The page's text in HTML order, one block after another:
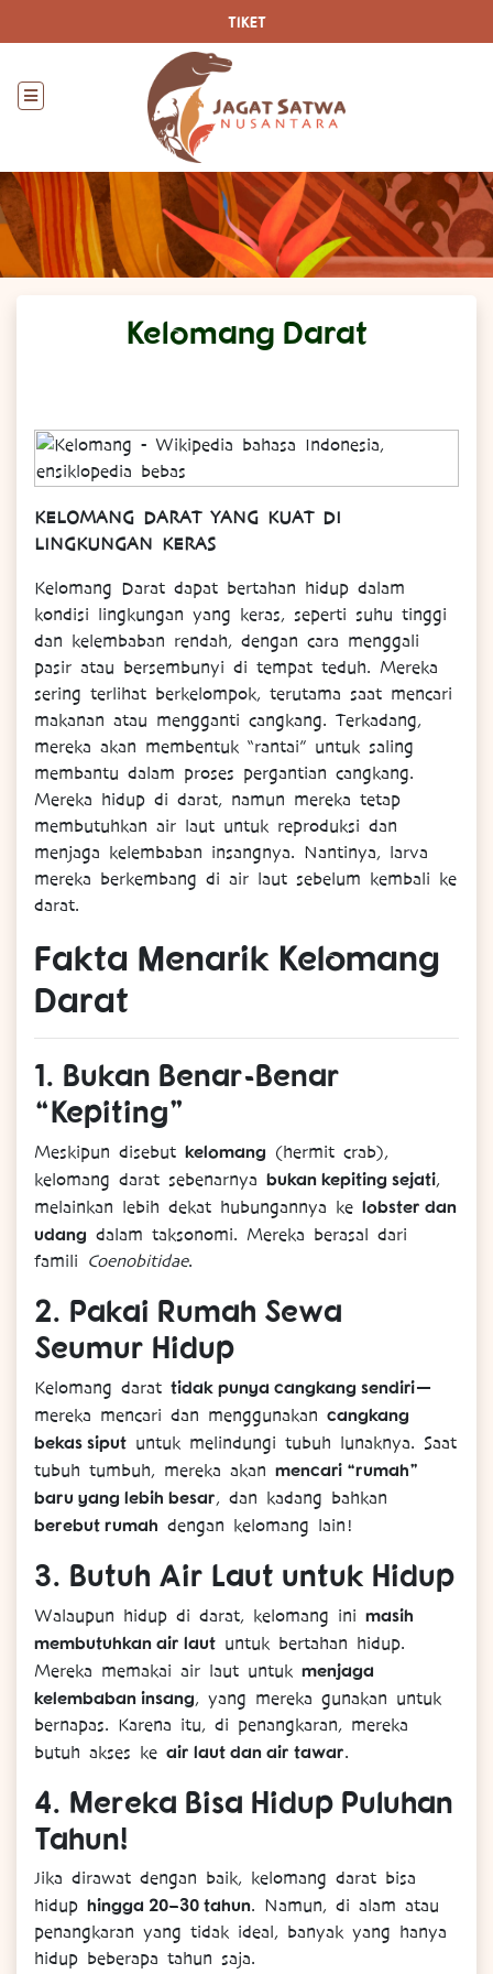
TIKET
Kelomang Darat
KELOMANG DARAT YANG KUAT DI
LINGKUNGAN KERAS
Kelomang Darat dapat bertahan hidup dalam
kondisi lingkungan yang keras, seperti suhu tinggi
dan kelembaban rendah, dengan cara menggali
pasir atau bersembunyi di tempat teduh. Mereka
sering terlihat berkelompok, terutama saat mencari
makanan atau mengganti cangkang. Terkadang,
mereka akan membentuk “rantai” untuk saling
membantu dalam proses pergantian cangkang.
Mereka hidup di darat, namun mereka tetap
membutuhkan air laut untuk reproduksi dan
menjaga kelembaban insangnya. Nantinya, larva
mereka berkembang di air laut sebelum kembali ke
darat.
Fakta Menarik Kelomang
Darat
1. Bukan Benar-Benar
“Kepiting”
Meskipun disebut kelomang (hermit crab),
kelomang darat sebenarnya bukan kepiting sejati,
melainkan lebih dekat hubungannya ke lobster dan
udang dalam taksonomi. Mereka berasal dari
famili
Coenobitidae.
2. Pakai Rumah Sewa
Seumur Hidup
Kelomang darat tidak punya cangkang sendiri—
mereka mencari dan menggunakan cangkang
bekas siput untuk melindungi tubuh lunaknya. Saat
tubuh tumbuh, mereka akan mencari “rumah”
baru yang lebih besar, dan kadang bahkan
berebut rumah dengan kelomang lain!
3. Butuh Air Laut untuk Hidup
Walaupun hidup di darat, kelomang ini masih
membutuhkan air laut untuk bertahan hidup.
Mereka memakai air laut untuk menjaga
kelembaban insang, yang mereka gunakan untuk
bernapas. Karena itu, di penangkaran, mereka
butuh akses ke air laut dan air tawar.
4. Mereka Bisa Hidup Puluhan
Tahun!
Jika dirawat dengan baik, kelomang darat bisa
hidup hingga 20–30 tahun. Namun, di alam atau
penangkaran yang tidak ideal, banyak yang hanya
hidup beberapa tahun saja.